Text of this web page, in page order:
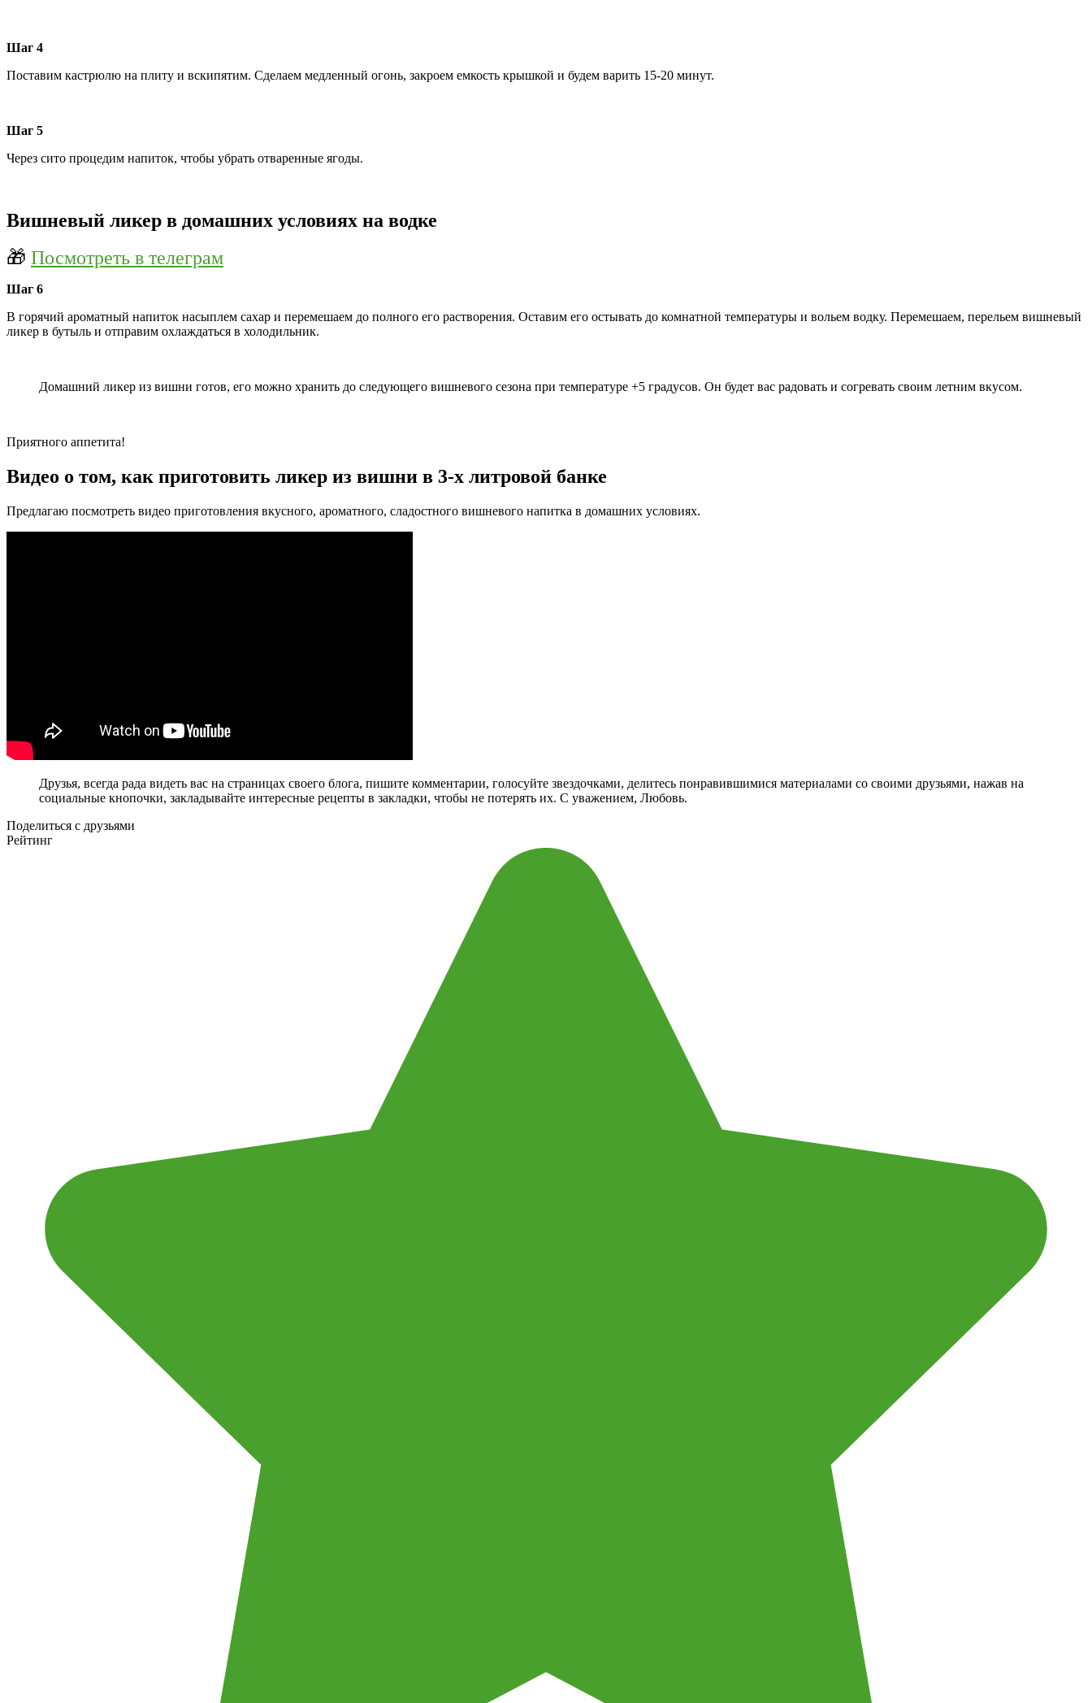
Шаг 4
Поставим кастрюлю на плиту и вскипятим. Сделаем медленный огонь, закроем емкость крышкой и будем варить 15-20 минут.
Шаг 5
Через сито процедим напиток, чтобы убрать отваренные ягоды.
Вишневый ликер в домашних условиях на водке
🎁 Посмотреть в телеграм
Шаг 6
В горячий ароматный напиток насыплем сахар и перемешаем до полного его растворения. Оставим его остывать до комнатной температуры и вольем водку. Перемешаем, перельем вишневый
ликер в бутыль и отправим охлаждаться в холодильник.
Домашний ликер из вишни готов, его можно хранить до следующего вишневого сезона при температуре +5 градусов. Он будет вас радовать и согревать своим летним вкусом.
Приятного аппетита!
Видео о том, как приготовить ликер из вишни в 3-х литровой банке
Предлагаю посмотреть видео приготовления вкусного, ароматного, сладостного вишневого напитка в домашних условиях.
Друзья, всегда рада видеть вас на страницах своего блога, пишите комментарии, голосуйте звездочками, делитесь понравившимися материалами со своими друзьями, нажав на
социальные кнопочки, закладывайте интересные рецепты в закладки, чтобы не потерять их. С уважением, Любовь.
Поделиться с друзьями
Рейтинг